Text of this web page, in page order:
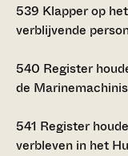
539 Klapper op
verblijvende
540 Register
de
541 Register
verbleven in het